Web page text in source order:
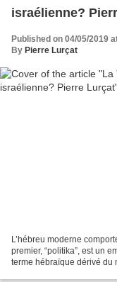
Published on 04/05/2019
By Pierre Lurçat
L’hébreu moderne
premier, “politika”, est un
terme hébraïque dérivé du